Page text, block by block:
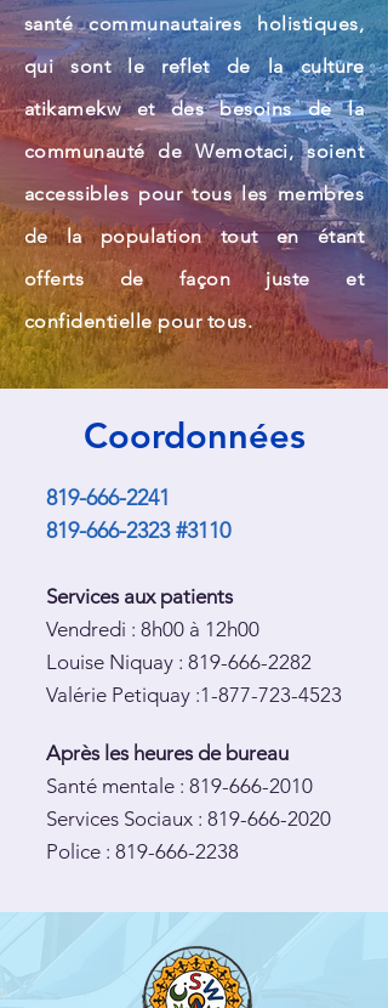
santé communautaires holistiques,
qui sont le reflet de la culture
atikamekw et des besoins de la
communauté de Wemotaci, soient
accessibles pour tous les membres
de la population tout en étant
offerts de façon juste et
confidentielle pour tous.
Coordonnées
819-666-2241
819-666-2323#3110
Services aux patients
Vendredi : 8h00 à 12h00
Louise Niquay : 819-666-2282
Valérie Petiquay :1-877-723-4523
Après les heures de bureau
Santé mentale : 819-666-2010
Services Sociaux : 819-666-2020
Police : 819-666-2238